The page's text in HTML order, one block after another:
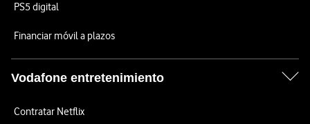
PS5 digital
Financiar móvil a plazos
Vodafone entretenimiento
Contratar Netflix